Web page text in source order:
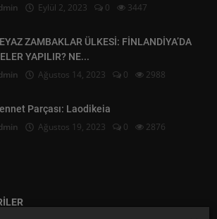
Eylül 2, 2023 0 3447
ZAMBAKLAR ÜLKESİ: FİNLANDİYA’DA
YAPILIR? NE...
Ağustos 14, 2023 0 2988
Parçası: Laodikeia
Ağustos 19, 2023 0 2876